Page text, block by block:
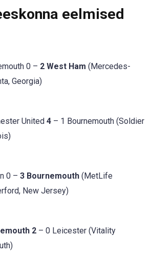
eelmised
0 – 2 West Ham (Mercedes-
Georgia)
United 4 – 1 Bournemouth (Soldier
0 – 3 Bournemouth (MetLife
New Jersey)
2 – 0 Leicester (Vitality